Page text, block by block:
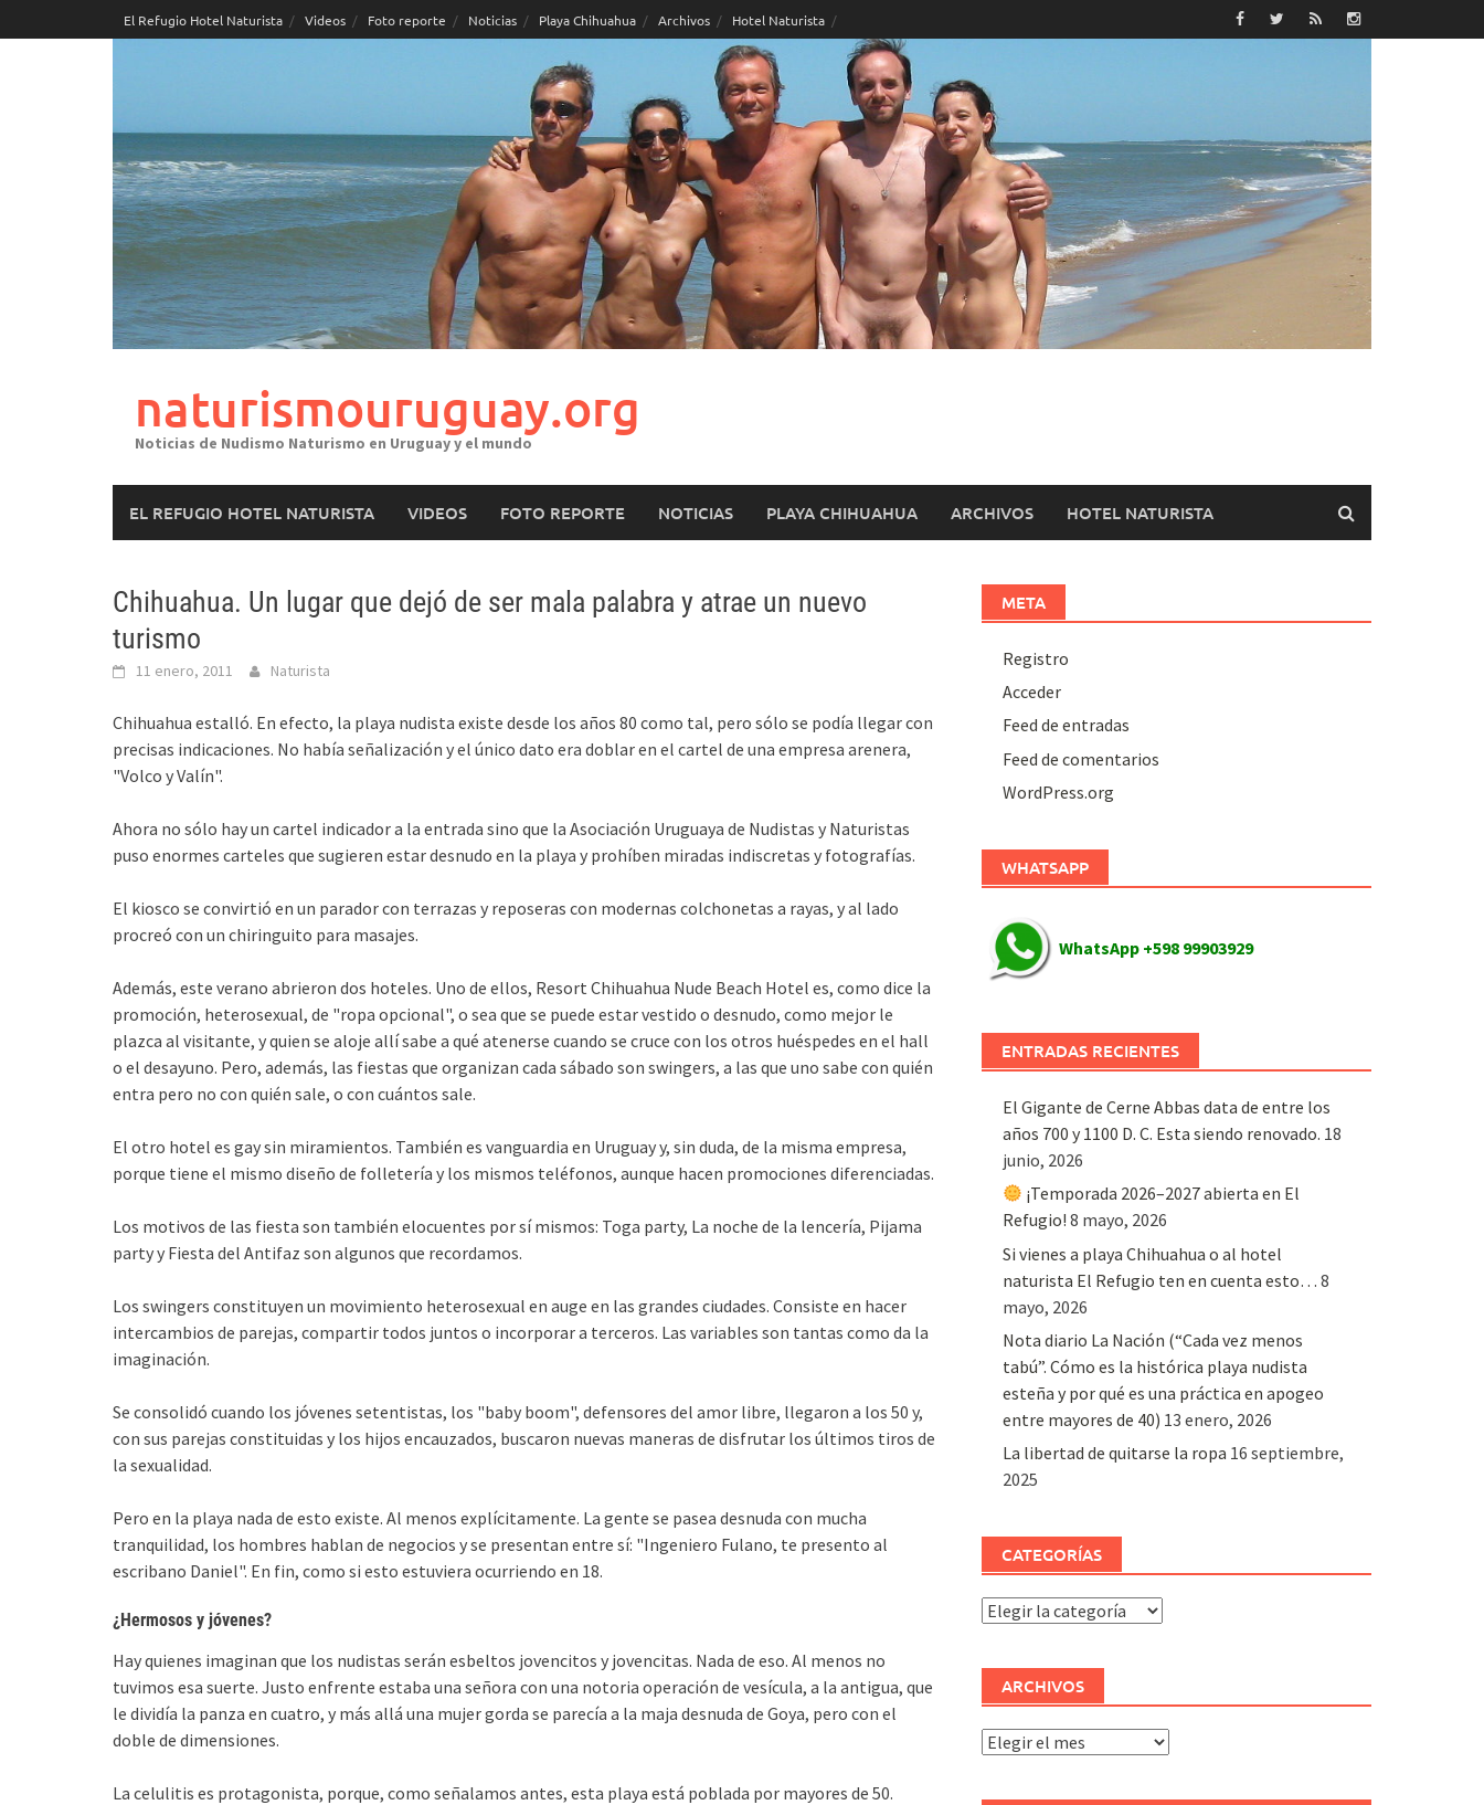
to
El Refugio Hotel Naturista Videos Foto reporte Noticias Playa Chihuahua Archivos Hotel Naturista
naturismouruguay.org
Noticias de Nudismo Naturismo en Uruguay y el mundo
EL REFUGIO HOTEL NATURISTA VIDEOS FOTO REPORTE NOTICIAS PLAYA CHIHUAHUA ARCHIVOS HOTEL NATURISTA
Chihuahua. Un lugar que dejó de ser mala palabra y atrae un nuevo
turismo
11 enero, 2011 Naturista
Chihuahua estalló. En efecto, la playa nudista existe desde los años 80 como tal, pero sólo se podía llegar con
precisas indicaciones. No había señalización y el único dato era doblar en el cartel de una empresa arenera,
"Volco y Valín".
Ahora no sólo hay un cartel indicador a la entrada sino que la Asociación Uruguaya de Nudistas y Naturistas
puso enormes carteles que sugieren estar desnudo en la playa y prohíben miradas indiscretas y fotografías.
El kiosco se convirtió en un parador con terrazas y reposeras con modernas colchonetas a rayas, y al lado
procreó con un chiringuito para masajes.
Además, este verano abrieron dos hoteles. Uno de ellos, Resort Chihuahua Nude Beach Hotel es, como dice la
promoción, heterosexual, de "ropa opcional", o sea que se puede estar vestido o desnudo, como mejor le
plazca al visitante, y quien se aloje allí sabe a qué atenerse cuando se cruce con los otros huéspedes en el hall
o el desayuno. Pero, además, las fiestas que organizan cada sábado son swingers, a las que uno sabe con quién
entra pero no con quién sale, o con cuántos sale.
El otro hotel es gay sin miramientos. También es vanguardia en Uruguay y, sin duda, de la misma empresa,
porque tiene el mismo diseño de folletería y los mismos teléfonos, aunque hacen promociones diferenciadas.
Los motivos de las fiesta son también elocuentes por sí mismos: Toga party, La noche de la lencería, Pijama
party y Fiesta del Antifaz son algunos que recordamos.
Los swingers constituyen un movimiento heterosexual en auge en las grandes ciudades. Consiste en hacer
intercambios de parejas, compartir todos juntos o incorporar a terceros. Las variables son tantas como da la
imaginación.
Se consolidó cuando los jóvenes setentistas, los "baby boom", defensores del amor libre, llegaron a los 50 y,
con sus parejas constituidas y los hijos encauzados, buscaron nuevas maneras de disfrutar los últimos tiros de
la sexualidad.
Pero en la playa nada de esto existe. Al menos explícitamente. La gente se pasea desnuda con mucha
tranquilidad, los hombres hablan de negocios y se presentan entre sí: "Ingeniero Fulano, te presento al
escribano Daniel". En fin, como si esto estuviera ocurriendo en 18.
¿Hermosos y jóvenes?
Hay quienes imaginan que los nudistas serán esbeltos jovencitos y jovencitas. Nada de eso. Al menos no
tuvimos esa suerte. Justo enfrente estaba una señora con una notoria operación de vesícula, a la antigua, que
le dividía la panza en cuatro, y más allá una mujer gorda se parecía a la maja desnuda de Goya, pero con el
doble de dimensiones.
La celulitis es protagonista, porque, como señalamos antes, esta playa está poblada por mayores de 50.
META
Registro
Acceder
Feed de entradas
Feed de comentarios
WordPress.org
WHATSAPP
WhatsApp +598 99903929
ENTRADAS RECIENTES
El Gigante de Cerne Abbas data de entre los
años 700 y 1100 D. C. Esta siendo renovado. 18
junio, 2026
¡Temporada 2026–2027 abierta en El
Refugio! 8 mayo, 2026
Si vienes a playa Chihuahua o al hotel
naturista El Refugio ten en cuenta esto… 8
mayo, 2026
Nota diario La Nación (“Cada vez menos
tabú”. Cómo es la histórica playa nudista
esteña y por qué es una práctica en apogeo
entre mayores de 40) 13 enero, 2026
La libertad de quitarse la ropa 16 septiembre,
2025
CATEGORÍAS
Categorías
ARCHIVOS
Archivos